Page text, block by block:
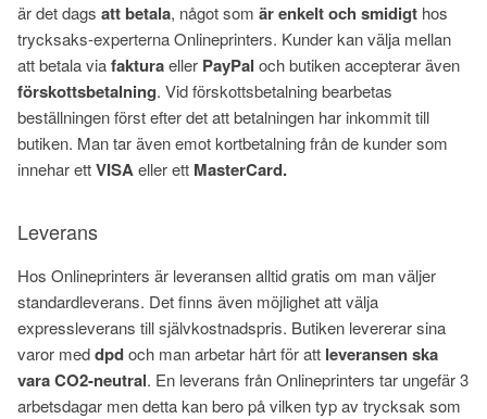
är det dags att betala, något som ärenkelt och smidigt hos
trycksaks-experterna Onlineprinters. Kunder kan välja mellan
att betala viafakturaeller PayPal och butiken accepterar även
förskottsbetalning. Vid förskottsbetalning bearbetas
beställningen först efter det att betalningen har inkommit till
butiken. Man tar även emot kortbetalning från de kunder som
innehar ettVISAeller ett MasterCard.
Leverans
Hos Onlineprinters är leveransen alltid gratis om man väljer
standardleverans. Det finns även möjlighet att välja
expressleverans till självkostnadspris. Butiken levererar sina
varor meddpdoch man arbetar hårt för att leveransen ska
vara CO2-neutral. En leverans från Onlineprinters tar ungefär 3
arbetsdagar men detta kan bero på vilken typ av trycksak som